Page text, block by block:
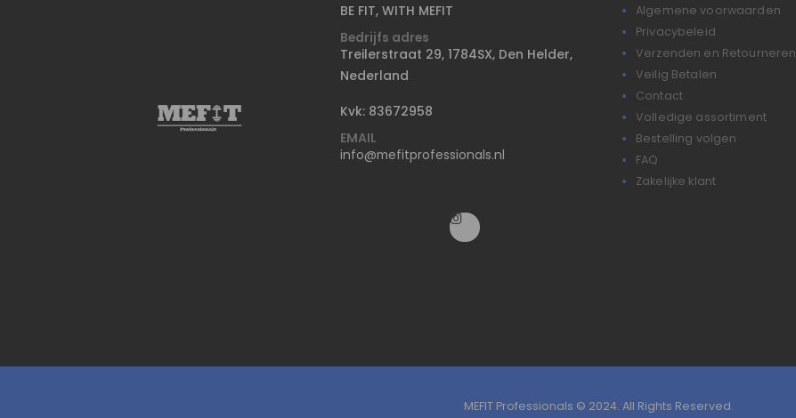
BE FIT, WITH MEFIT
Bedrijfs adres
Treilerstraat 29, 1784SX, Den Helder,
Nederland
Kvk: 83672958
EMAIL
info@mefitprofessionals.nl
Algemene voorwaarden
Privacybeleid
Verzenden en Retourneren
Veilig Betalen
Contact
Volledige assortiment
Bestelling volgen
FAQ
Zakelijke klant
MEFIT Professionals © 2024. All Rights Reserved.